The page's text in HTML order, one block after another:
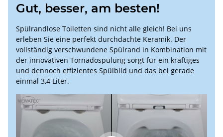
Gut, besser, am besten!
Spülrandlose Toiletten sind nicht alle gleich! Bei uns
erleben Sie eine perfekt durchdachte Keramik. Der
vollständig verschwundene Spülrand in Kombination mit
der innovativen Tornadospülung sorgt für ein kräftiges
und dennoch effizientes Spülbild und das bei gerade
einmal 3,4 Liter.